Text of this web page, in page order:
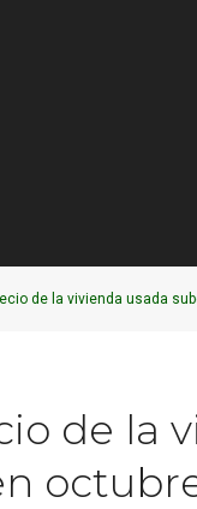
de la vivienda usada
de la